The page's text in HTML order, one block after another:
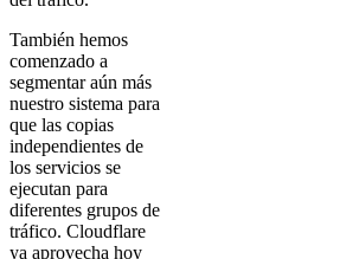
También hemos
comenzado a
segmentar aún más
nuestro sistema para
que las copias
independientes de
los servicios se
ejecutan para
diferentes grupos de
tráfico. Cloudflare
ya aprovecha hoy